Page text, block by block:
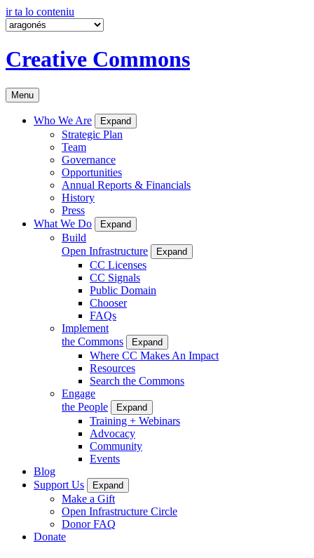
ir ta lo conteniu
Creative Commons
Menu
Who We Are Expand
Strategic Plan
Team
Governance
Opportunities
Annual Reports & Financials
History
Press
What We Do
Expand
Build
Open Infrastructure
Expand
CC Licenses
CC Signals
Public Domain
Chooser
FAQs
Implement
the Commons
Expand
Where CC Makes An Impact
Resources
Search the Commons
Engage
the People
Expand
Training + Webinars
Advocacy
Community
Events
Blog
Support Us
Expand
Make a Gift
Open Infrastructure Circle
Donor FAQ
Donate